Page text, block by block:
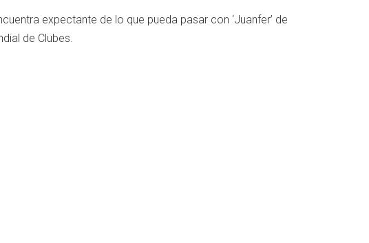
expectante de lo que pueda pasar con ‘Juanfer’ de
de Clubes.